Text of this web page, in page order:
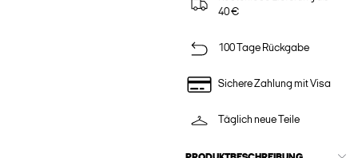
40 €
100 Tage Rückgabe
Sichere Zahlung mit Visa
Täglich neue Teile